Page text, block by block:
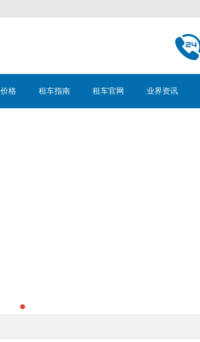
格 租车指南 租车官网 业界资讯